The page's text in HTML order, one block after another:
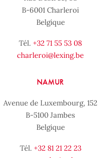
B-6001 Charleroi
Belgique
Tél. +32 71 55 53 08
charleroi@lexing.be
NAMUR
Avenue de Luxembourg, 152
B-5100 Jambes
Belgique
Tél. +32 81 21 22 23